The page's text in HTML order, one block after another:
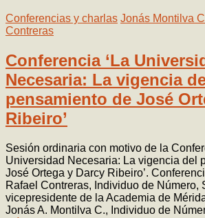
Conferencias y charlas Jonás Montilva
Contreras
Conferencia ‘La
Necesaria: La vigencia
pensamiento de José
Ribeiro’
Sesión ordinaria con motivo de la
Universidad Necesaria: La vigencia del
José Ortega y Darcy Ribeiro’.
Rafael Contreras, Individuo de Número,
vicepresidente de la Academia de
Jonás A. Montilva C., Individuo de